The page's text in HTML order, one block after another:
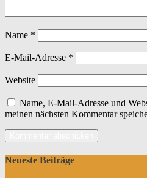
Name *
E-Mail-Adresse *
Website
Name, E-Mail-Adresse und
meinen nächsten Kommentar
Neueste Beiträge